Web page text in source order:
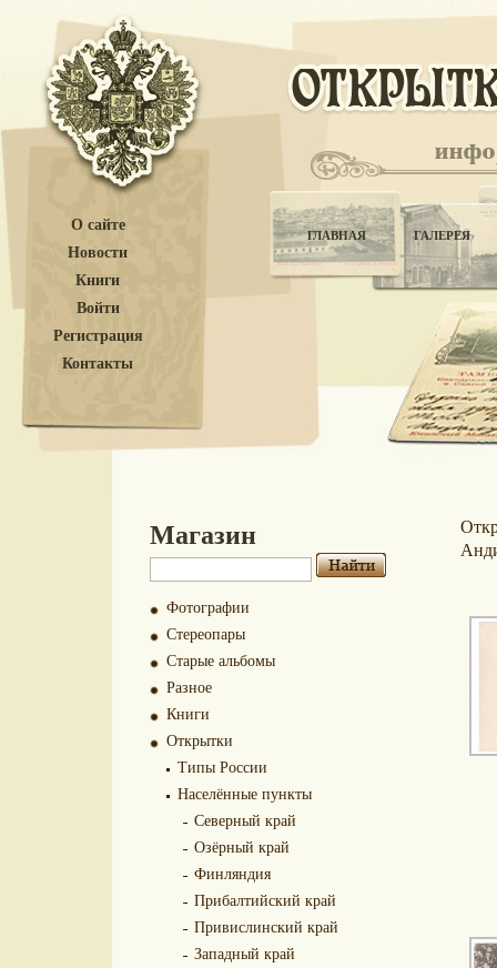
О сайте
Новости
Книги
Войти
Регистрация
Контакты
ГЛАВНАЯ ГАЛЕРЕЯ
Магазин
Фотографии
Стереопары
Старые альбомы
Разное
Книги
Открытки
Типы России
Населённые пункты
Северный край
Озёрный край
Финляндия
Прибалтийский край
Привислинский край
Западный край